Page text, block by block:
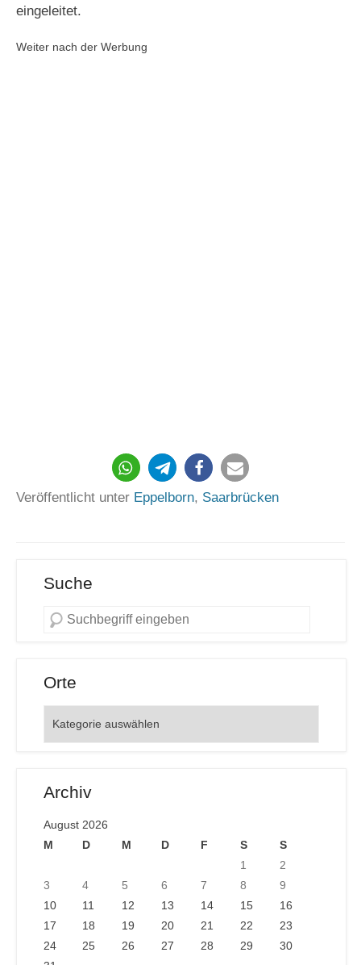
eingeleitet.
Weiter nach der Werbung
174
Veröffentlicht unter Eppelborn, Saarbrücken
Suche
Orte
Archiv
August 2026
M
D M D F S
S
1
2
3
4 5 6 7 8
9
10
11 12 13 14 15
16
17
18 19 20 21 22
23
24
25 26 27 28 29
30